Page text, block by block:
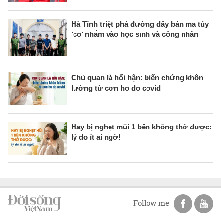
Hà Tĩnh triệt phá đường dây bán ma túy
‘cỏ’ nhắm vào học sinh và công nhân
Chủ quan là hối hận: biến chứng khôn
lường từ cơn ho do covid
Hay bị nghẹt mũi 1 bên không thở được:
lý do ít ai ngờ!
Follow me